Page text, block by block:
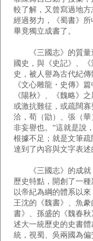
較了解，又曾寫過地
經過努力，《蜀書》
畢竟獨立成書了。
《三國志》的質量
國史，與《史記》、
史，被人譽為古代紀
《文心雕龍・史傳》
《陽秋》、《魏略》
或激抗難征，或疏闊
洽，荀（勖）、張（華
非妄譽也。”這就是說
根據不足；就是文筆
達到了內容與文字表述
《三國志》的成就
歷史特點，開創了一
以帝紀為綱的體系以
王沈的《魏書》、魚
書》、孫盛的《魏春
述大一統歷史的史書
統，視蜀、吳兩國為偏